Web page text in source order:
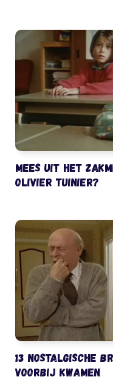
Mees uit het
Olivier Tuinier?
13 nostalgische
voorbij kwamen